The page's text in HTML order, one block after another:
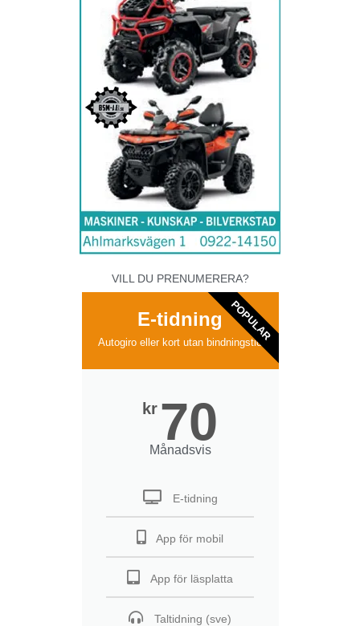
VILL DU PRENUMERERA?
E-tidning
Autogiro eller kort utan bindningstid
kr 70
Månadsvis
E-tidning
App för mobil
App för läsplatta
Taltidning (sve)
POPULAR